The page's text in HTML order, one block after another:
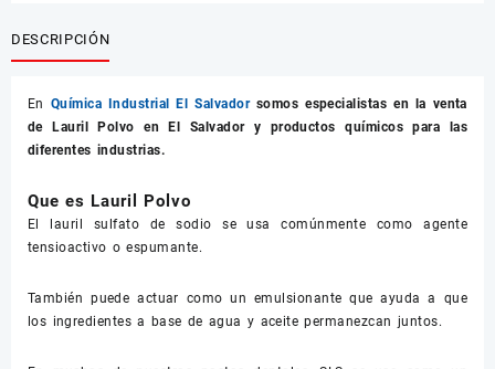
DESCRIPCIÓN
En Química Industrial El Salvadorsomos especialistas en la venta
de
Lauril Polvoen El Salvador y productos químicos para las
diferentes industrias.
Que es Lauril Polvo
El lauril sulfato de sodio se usa comúnmente como agente
tensioactivo o espumante.
También puede actuar como un emulsionante que ayuda a que
los ingredientes a base de agua y aceite permanezcan juntos.